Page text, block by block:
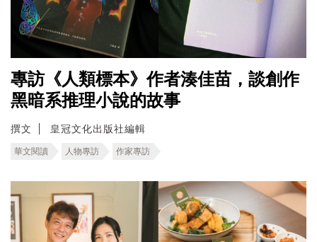
專訪《人類標本》作者湊佳苗，談創作
黑暗系推理小說的故事
撰文 皇冠文化出版社編輯
華文閱讀 人物專訪 作家專訪